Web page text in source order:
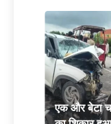
एक और बेटा